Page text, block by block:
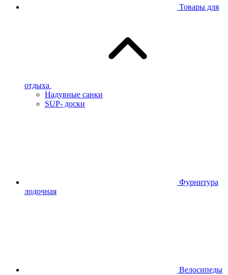
Товары для
отдыха
Надувные санки
SUP- доски
Фурнитура
лодочная
Велосипеды